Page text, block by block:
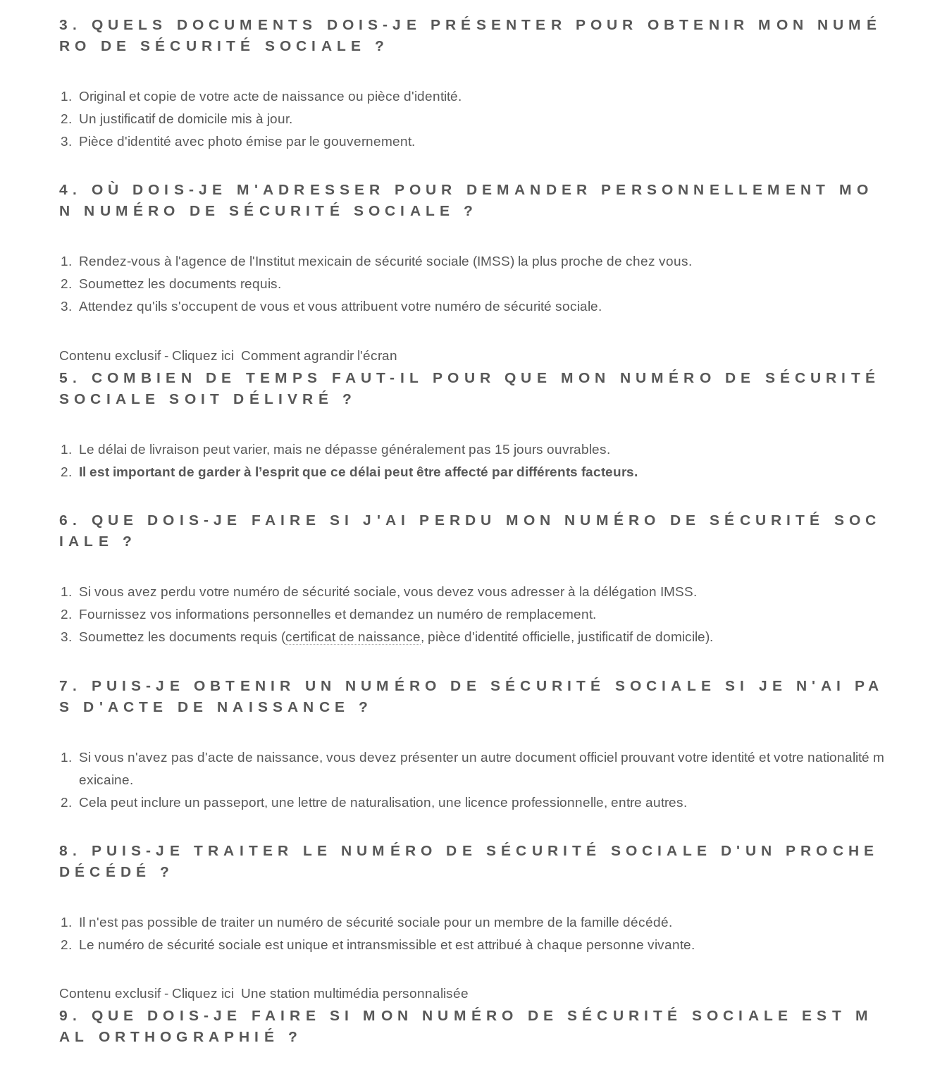
3. QUELS DOCUMENTS DOIS-JE PRÉSENTER POUR OBTENIR MON NUMÉ
RO DE SÉCURITÉ SOCIALE ?
Original et copie de votre acte de naissance ou pièce d'identité.
Un justificatif de domicile mis à jour.
Pièce d'identité avec photo émise par le gouvernement.
4. OÙ DOIS-JE M'ADRESSER POUR DEMANDER PERSONNELLEMENT MO
N NUMÉRO DE SÉCURITÉ SOCIALE ?
Rendez-vous à l'agence de l'Institut mexicain de sécurité sociale (IMSS) la plus proche de chez vous.
Soumettez les documents requis.
Attendez qu'ils s'occupent de vous et vous attribuent votre numéro de sécurité sociale.
Contenu exclusif - Cliquez ici Comment agrandir l'écran
5. COMBIEN DE TEMPS FAUT-IL POUR QUE MON NUMÉRO DE SÉCURITÉ
SOCIALE SOIT DÉLIVRÉ ?
Le délai de livraison peut varier, mais ne dépasse généralement pas 15 jours ouvrables.
Il est important de garder à l’esprit que ce délai peut être affecté par différents facteurs.
6. QUE DOIS-JE FAIRE SI J'AI PERDU MON NUMÉRO DE SÉCURITÉ SOC
IALE ?
Si vous avez perdu votre numéro de sécurité sociale, vous devez vous adresser à la délégation IMSS.
Fournissez​ vos informations ‍personnelles​ et demandez​ un numéro de remplacement.
Soumettez les documents requis (certificat de naissance, pièce d'identité officielle, justificatif de domicile).
7. PUIS-JE OBTENIR UN NUMÉRO DE SÉCURITÉ SOCIALE SI JE N'AI PA
S D'ACTE DE NAISSANCE ?
Si vous n'avez pas d'acte de naissance, vous devez présenter un autre document officiel prouvant votre identité et votre nationalité m
exicaine.
Cela peut inclure un passeport, une lettre de naturalisation, une licence professionnelle, entre autres.
8. PUIS-JE TRAITER LE NUMÉRO DE SÉCURITÉ SOCIALE D'UN PROCHE
DÉCÉDÉ ?
Il n'est pas possible de traiter un numéro de sécurité sociale pour un membre de la famille décédé.
Le numéro de sécurité sociale est unique et intransmissible et est attribué à chaque personne vivante.
Contenu exclusif - Cliquez ici Une station multimédia personnalisée
9. QUE DOIS-JE FAIRE SI MON NUMÉRO DE SÉCURITÉ SOCIALE EST M
AL ORTHOGRAPHIÉ ?